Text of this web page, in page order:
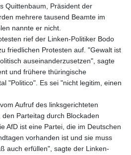
Quittenbaum, Präsident der
mehrere tausend Beamte im
nannte er nicht.
rief der Linken-Politiker Bodo
friedlichen Protesten auf. "Gewalt ist
auseinanderzusetzen", sagte
und frühere thüringische
"Politico". Es sei "nicht legitim, einen
Aufruf des linksgerichteten
Parteitag durch Blockaden
AfD ist eine Partei, die im Deutschen
vorhanden ist und sie muss
auch erfüllen", sagte der Linken-